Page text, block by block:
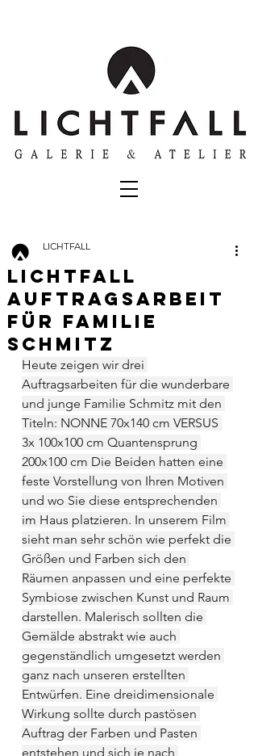
Lichtfall
Auftragsarbeit
für Familie
Schmitz
LICHTFALL
Heute zeigen wir drei
Auftragsarbeiten für die wunderbare
und junge Familie Schmitz mit den
Titeln: NONNE 70x140 cm VERSUS
3x 100x100 cm Quantensprung
200x100 cm Die Beiden hatten eine
feste Vorstellung von Ihren Motiven
und wo Sie diese entsprechenden
im Haus platzieren. In unserem Film
sieht man sehr schön wie perfekt die
Größen und Farben sich den
Räumen anpassen und eine perfekte
Symbiose zwischen Kunst und Raum
darstellen. Malerisch sollten die
Gemälde abstrakt wie auch
gegenständlich umgesetzt werden
ganz nach unseren erstellten
Entwürfen. Eine dreidimensionale
Wirkung sollte durch pastösen
Auftrag der Farben und Pasten
entstehen und sich je nach